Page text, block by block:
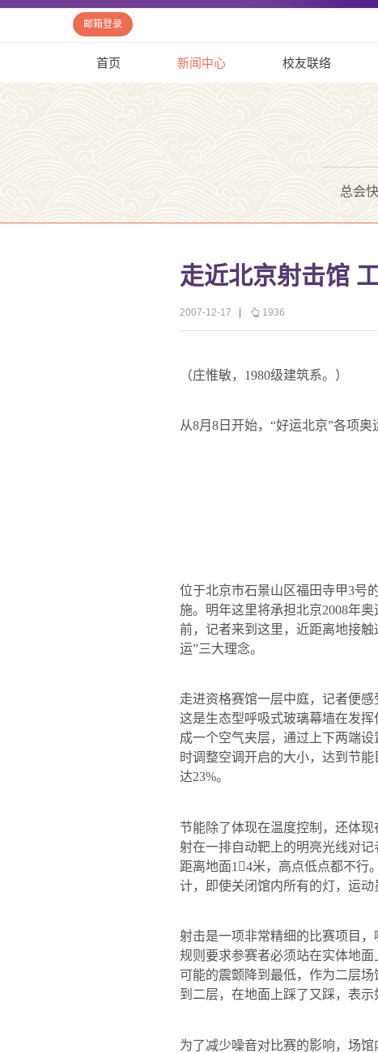
邮箱登录
首页 新闻中心 校友联络
总会
走近北京射击馆
2007-12-17 1936
（庄惟敏， 1980级建筑系。）
从8月 8 日开始，“好运北京”各项
位于北京市石景山区福田寺甲3号
施。明年这里将承担北京2008年奥
前，记者来到这里，近距离地接
运”三大理念。
走进资格赛馆一层中庭，记者便
这是生态型呼吸式玻璃幕墙在发
成一个空气夹层，通过上下两端
时调整空调开启的大小，达到节
达23%。
节能除了体现在温度控制，还体
射在一排自动靶上的明亮光线对
距离地面1 4米，高点低点都不行
计，即使关闭馆内所有的灯，运
射击是一项非常精细的比赛项目
规则要求参赛者必须站在实体地
可能的震颤降到最低，作为二层
到二层，在地面上踩了又踩，表
为了减少噪音对比赛的影响，场馆